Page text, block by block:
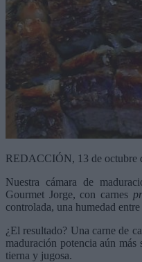
REDACCIÓN, 13 de octubre
Nuestra cámara de
Gourmet Jorge, con carnes
controlada, una humedad
¿El resultado? Una carne de
maduración potencia aún
tierna y jugosa.